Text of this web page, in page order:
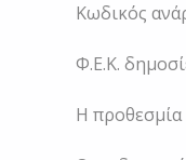
Κωδικός
Φ.Ε.Κ.
Η